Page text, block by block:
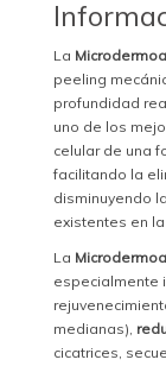
La
peeling
profundidad
uno de los
celular de una
facilitando la
disminuyendo
existentes en
La
especialmente
medianas),
cicatrices,